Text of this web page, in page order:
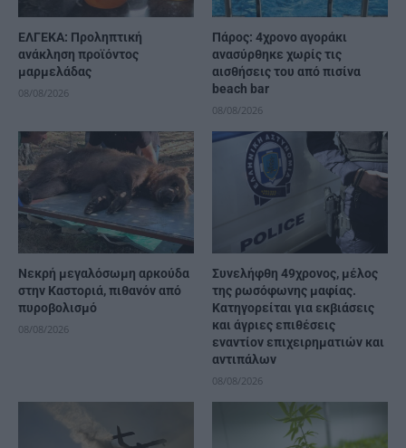
ΕΛΓΕΚΑ: Προληπτική
ανάκληση προϊόντος
μαρμελάδας
08/08/2026
Πάρος: 4χρονο αγοράκι
ανασύρθηκε χωρίς τις
αισθήσεις του από πισίνα
beach bar
08/08/2026
Νεκρή μεγαλόσωμη αρκούδα
στην Καστοριά, πιθανόν από
πυροβολισμό
08/08/2026
Συνελήφθη 49χρονος, μέλος
της ρωσόφωνης μαφίας.
Κατηγορείται για εκβιάσεις
και άγριες επιθέσεις
εναντίον επιχειρηματιών και
αντιπάλων
08/08/2026